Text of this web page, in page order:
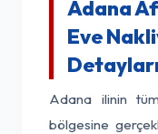
Adana
Eve
Detayları
Adana ilinin
bölgesine